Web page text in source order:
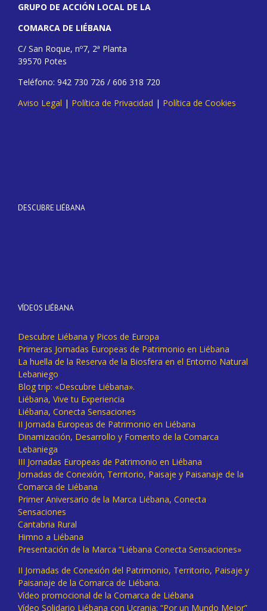
GRUPO DE ACCIÓN LOCAL DE LA
COMARCA DE LIÉBANA
C/ San Roque, nº7, 2ª Planta
39570 Potes
Teléfono: 942 730 726 / 606 318 720
Aviso Legal | Política de Privacidad | Política de Cookies
DESCUBRE LIÉBANA
VÍDEOS LIÉBANA
Descubre Liébana y Picos de Europa
Primeras Jornadas Europeas de Patrimonio en Liébana
La huella de la Reserva de la Biosfera en el Entorno Natural
Lebaniego
Blog trip: «Descubre Liébana».
Liébana, Vive tu Experiencia
Liébana, Conecta Sensaciones
II Jornada Europeas de Patrimonio en Liébana
Dinamización, Desarrollo y Fomento de la Comarca
Lebaniega
III Jornadas Europeas de Patrimonio en Liébana
Jornadas de Conexión, Territorio, Paisaje y Paisanaje de la
Comarca de Liébana
Primer Aniversario de la Marca Liébana, Conecta
Sensaciones
Cantabria Rural
Himno a Liébana
Presentación de la Marca “Liébana Conecta Sensaciones»
II Jornadas de Conexión del Patrimonio, Territorio, Paisaje y
Paisanaje de la Comarca de Liébana.
Vídeo promocional de la Comarca de Liébana
Vídeo Solidario Liébana con Ucrania: “Por un Mundo Mejor”